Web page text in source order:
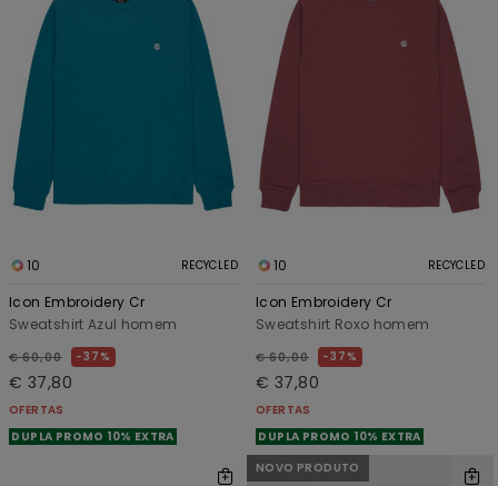
10 RECYCLED
Icon Embroidery Cr
Sweatshirt Azul homem
€ 60,00 37%
€ 37,80
OFERTAS
DUPLA PROMO 10% EXTRA
10 RECYCLED
Icon Embroidery Cr
Sweatshirt Roxo homem
€ 60,00 37%
€ 37,80
OFERTAS
DUPLA PROMO 10% EXTRA
NOVO PRODUTO